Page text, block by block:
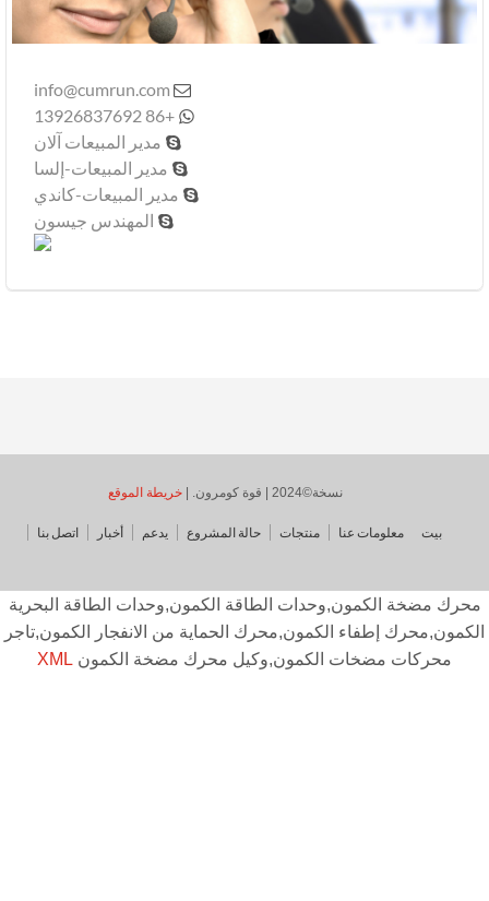

info@cumrun.com
+86 13926837692
مدير المبيعات آلان
مدير المبيعات-إلسا
مدير المبيعات-كاندي
المهندس جيسون
نسخة©2024 | قوة كومرون. | خريطة الموقع
بيت معلومات عنا منتجات حالة المشروع يدعم أخبار اتصل بنا
مضخة الكمون,وحدات الطاقة الكمون,وحدات الطاقة البحرية
إطفاء الكمون,محرك الحماية من الانفجار الكمون,تاجر
محركات مضخات الكمون,وكيل محرك مضخة الكمونXML